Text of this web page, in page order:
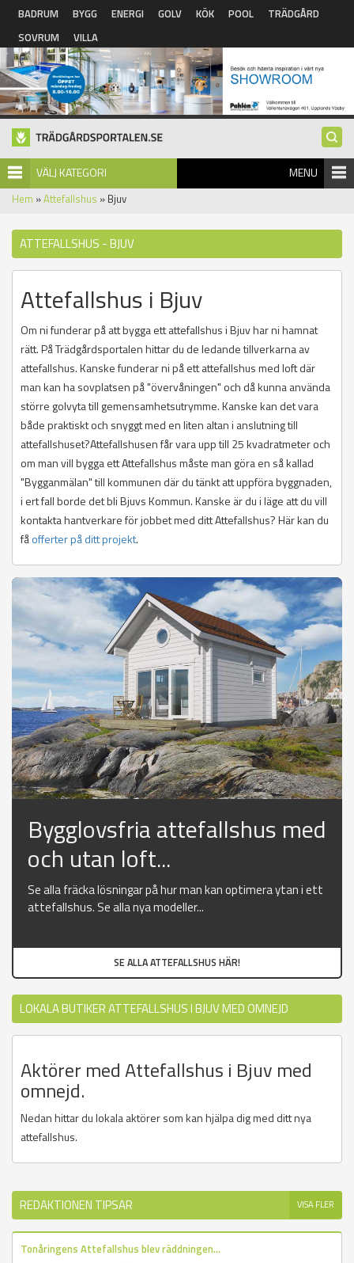
Hoppa till huvudinnehåll
BADRUM BYGG ENERGI GOLV KÖK POOL
TRÄDGÅRD
SOVRUM
VILLA
VÄLJ KATEGORI MENU
Hem »Attefallshus » Bjuv
ATTEFALLSHUS - BJUV
Attefallshus i Bjuv
Om ni funderar på att bygga ett attefallshus i Bjuv har ni hamnat
rätt. På Trädgårdsportalen hittar du de ledande tillverkarna av
attefallshus. Kanske funderar ni på ett attefallshus med loft där
man kan ha sovplatsen på "övervåningen" och då kunna använda
större golvyta till gemensamhetsutrymme. Kanske kan det vara
både praktiskt och snyggt med en liten altan i anslutning till
attefallshuset?Attefallshusen får vara upp till 25 kvadratmeter och
om man vill bygga ett Attefallshus måste man göra en så kallad
"Bygganmälan" till kommunen där du tänkt att uppföra byggnaden,
i ert fall borde det bli Bjuvs Kommun. Kanske är du i läge att du vill
kontakta hantverkare för jobbet med ditt Attefallshus? Här kan du
fåofferter på ditt projekt.
Bygglovsfria attefallshus med
och utan loft...
Se alla fräcka lösningar på hur man kan optimera ytan i ett
attefallshus. Se alla nya modeller...
SE ALLA ATTEFALLSHUS HÄR!
LOKALA BUTIKER ATTEFALLSHUS I BJUV MED OMNEJD
Aktörer med Attefallshus i Bjuv med
omnejd.
Nedan hittar du lokala aktörer som kan hjälpa dig med ditt nya
attefallshus.
REDAKTIONEN TIPSAR VISA FLER
Tonåringens Attefallshus blev räddningen...